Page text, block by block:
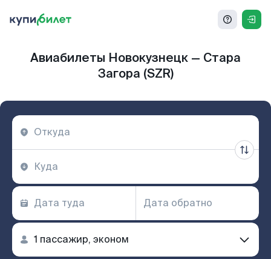
Авиабилеты Новокузнецк — Стара
Загора (SZR)